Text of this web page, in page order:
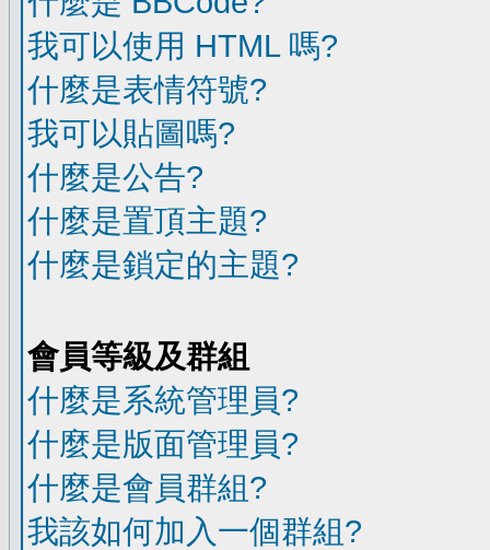
我可以使用 HTML 嗎?
什麼是表情符號?
我可以貼圖嗎?
什麼是公告?
什麼是置頂主題?
什麼是鎖定的主題?
會員等級及群組
什麼是系統管理員?
什麼是版面管理員?
什麼是會員群組?
我該如何加入一個群組?